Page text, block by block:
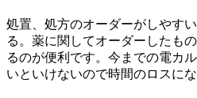
処置、処方のオーダーがしやす
る。薬に関してオーダーしたも
るのが便利です。今までの電カ
いといけないので時間のロスにな